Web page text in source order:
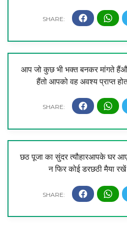
आप जो कुछ भी भक्त बनकर मांगते
हैंतो आपको वह अवश्य प्राप्त
छठ पूजा का सुंदर त्यौहारआपके घर
न फिर कोई डरछठी मैया